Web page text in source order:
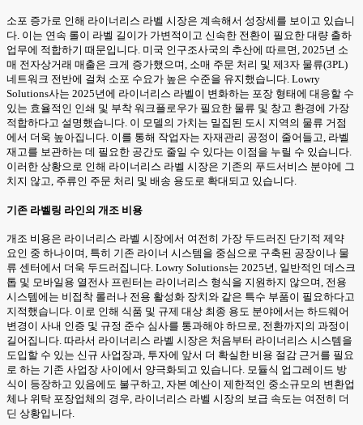
소포 증가로 인해 라이너리스 라벨 시장은 계속해서 성장세를 보이고 있습니
다. 이는 연속 롤이 라벨 길이가 가변적이고 신속한 전환이 필요한 대량 출하
업무에 적합하기 때문입니다. 미국 인구조사국의 추산에 따르면, 2025년 소
매 전자상거래 매출은 크게 증가했으며, 소매 주문 처리 및 제3자 물류(3PL)
네트워크 전반에 걸쳐 소포 수요가 높은 수준을 유지했습니다. Lowry
Solutions사는 2025년에 라이너리스 라벨이 변화하는 포장 형태에 대응할 수
있는 효율적인 인쇄 및 부착 워크플로우가 필요한 물류 및 창고 환경에 가장
적합하다고 설명했습니다. 이 모델의 가치는 밀집된 도시 지역의 물류 거점
에서 더욱 높아집니다. 이를 통해 작업자는 자재관리 공정이 줄어들고, 라벨
재고를 보관하는 데 필요한 공간도 줄일 수 있다는 이점을 누릴 수 있습니다.
이러한 상황으로 인해 라이너리스 라벨 시장은 기존의 푸드서비스 분야에 그
치지 않고, 주류인 주문 처리 및 배송 용도로 확대되고 있습니다.
기존 라벨링 라인의 개조 비용
개조 비용은 라이너리스 라벨 시장에서 여전히 가장 두드러진 단기적 제약
요인 중 하나이며, 특히 기존 라이너 시스템을 중심으로 구축된 공장이나 물
류 센터에서 더욱 두드러집니다. Lowry Solutions는 2025년, 일반적인 데스크
톱 및 모바일용 열전사 프린터는 라이너리스 형식을 지원하지 않으며, 전용
시스템에는 비접착 롤러나 전용 활성화 장치와 같은 특수 부품이 필요하다고
지적했습니다. 이로 인해 식품 및 규제 대상 최종 용도 분야에서는 하드웨어
변경이 사내 인증 및 규정 준수 심사를 통과해야 하므로, 전환까지의 과정이
길어집니다. 따라서 라이너리스 라벨 시장은 처음부터 라이너리스 시스템을
도입할 수 있는 신규 사업장과, 투자에 앞서 더 확실한 비용 절감 근거를 필요
로 하는 기존 사업장 사이에서 양극화되고 있습니다. 모듈식 업그레이드 방
식이 등장하고 있음에도 불구하고, 자본 예산이 제한적인 중소규모의 변환업
체나 위탁 포장업체의 경우, 라이너리스 라벨 시장의 보급 속도는 여전히 더
딘 상황입니다.